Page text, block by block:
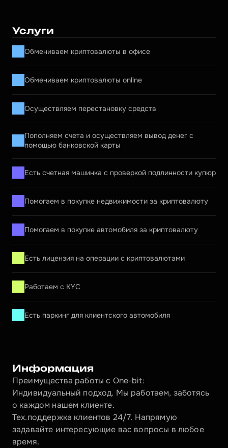
Услуги
Обмениваем криптовалюты в офисе
Обмениваем криптовалюты online
Осуществляем перестановку средств
Пополняем счета и осуществляем вывод денег с
помощью банковской карты
Есть счетная машинка с проверкой подлинности купюр
Помогаем в покупке недвижимости за криптовалюту
Помогаем в покупке автомобиля за криптовалюту
Есть лицензия на операции с криптовалютами
Работаем с KYC
Есть паркинг для клиентского автомобиля
Информация
Преимущества работы с One-bit:
Индивидуальный подход. Мы работаем, заботясь
о каждом нашем клиенте.
Тех.поддержка клиентов 24/7. Напрямую
задавайте интересующие вас вопросы в любое
время.